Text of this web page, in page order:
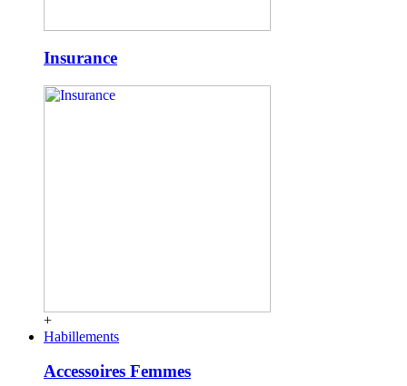
Insurance
+
Habillements
Accessoires Femmes